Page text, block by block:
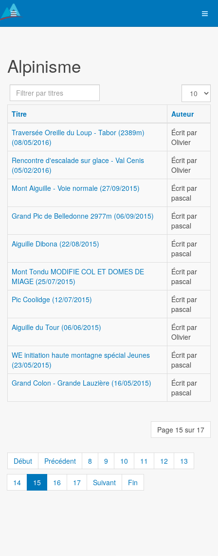
Alpinisme
Filtrer
par
titres
Affichage
#
Titre
Auteur
Traversée Oreille du Loup - Tabor (2389m)
(08/05/2016)
Écrit par
Olivier
Rencontre d'escalade sur glace - Val Cenis
(05/02/2016)
Écrit par
Olivier
Mont Aiguille - Voie normale (27/09/2015)
Écrit par
pascal
Grand Pic de Belledonne 2977m (06/09/2015)
Écrit par
pascal
Aiguille Dibona (22/08/2015)
Écrit par
pascal
Mont Tondu MODIFIE COL ET DOMES DE
MIAGE (25/07/2015)
Écrit par
pascal
Pic Coolidge (12/07/2015)
Écrit par
pascal
Aiguille du Tour (06/06/2015)
Écrit par
Olivier
WE initiation haute montagne spécial Jeunes
(23/05/2015)
Écrit par
pascal
Grand Colon - Grande Lauzière (16/05/2015)
Écrit par
pascal
Page 15 sur 17
Début Précédent 8 9 10 11 12 13
14 15 16 17 Suivant Fin